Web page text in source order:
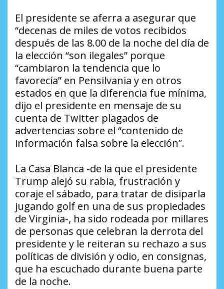
El presidente se aferra a asegurar que
“decenas de miles de votos recibidos
después de las 8.00 de la noche del día de
la elección “son ilegales” porque
“cambiaron la tendencia que lo
favorecía” en Pensilvania y en otros
estados en que la diferencia fue mínima,
dijo el presidente en mensaje de su
cuenta de Twitter plagados de
advertencias sobre el “contenido de
información falsa sobre la elección”.
La Casa Blanca -de la que el presidente
Trump alejó su rabia, frustración y
coraje el sábado, para tratar de disiparla
jugando golf en una de sus propiedades
de Virginia-, ha sido rodeada por millares
de personas que celebran la derrota del
presidente y le reiteran su rechazo a sus
políticas de división y odio, en consignas,
que ha escuchado durante buena parte
de la noche.